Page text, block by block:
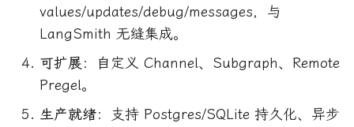
values/updates/debug/messages，与
LangSmith 无缝集成。
可扩展：自定义 Channel、Subgraph、Remote
Pregel。
生产就绪：支持 Postgres/SQLite 持久化、异步